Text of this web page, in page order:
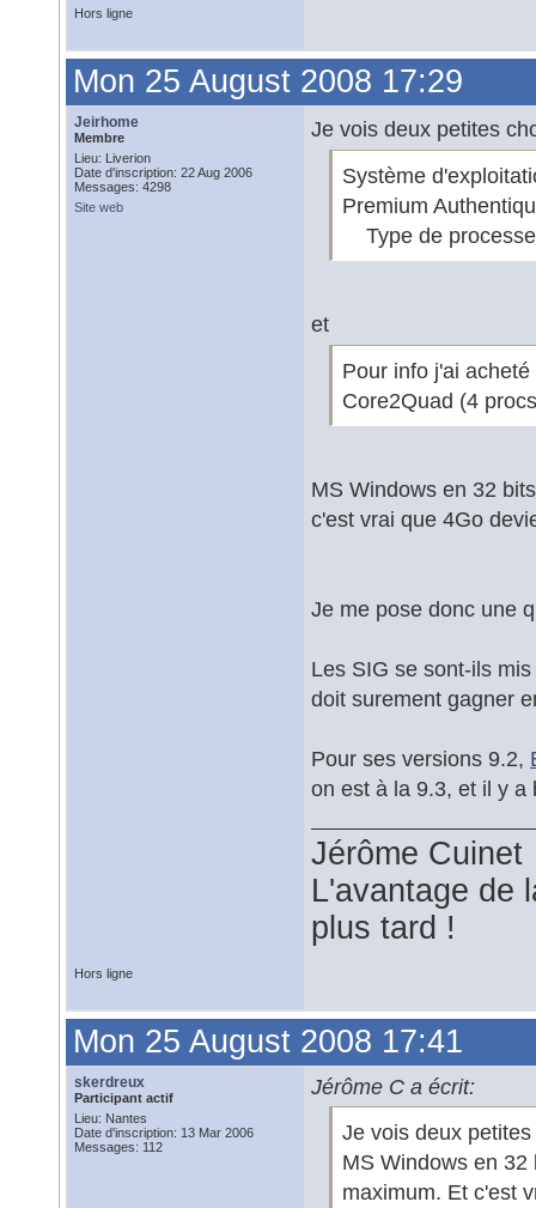
Hors ligne
Mon 25 August 2008 17:29
Jeirhome
Membre
Lieu: Liverion
Date d'inscription: 22 Aug 2006
Messages: 4298
Site web
Je vois deux petites
Système
Premium
Type de
et
Pour info j'ai
Core2Quad (4
MS Windows en 32
c'est vrai que 4Go
Je me pose donc une
Les SIG se sont-ils
doit surement gagner
Pour ses versions 9.2,
on est à la 9.3, et il y a
Jérôme Cuinet
L'avantage de
plus tard !
Hors ligne
Mon 25 August 2008 17:41
skerdreux
Participant actif
Lieu: Nantes
Date d'inscription: 13 Mar 2006
Messages: 112
Jérôme C a écrit:
Je vois deux
MS Windows en
maximum. Et c'est